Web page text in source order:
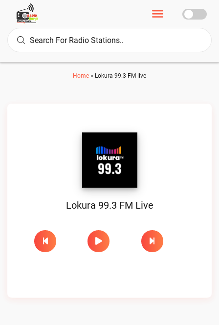
Home » Lokura 99.3 FM live
Lokura 99.3 FM Live